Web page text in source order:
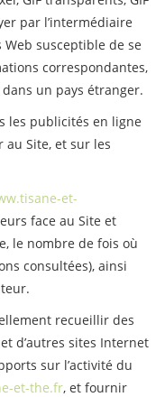
par l’intermédiaire
Web susceptible de se
correspondantes,
dans un pays étranger.
les publicités en ligne
au Site, et sur les
et-
face au Site et
le nombre de fois où
consultées), ainsi
recueillir des
d’autres sites Internet
sur l’activité du
et-the.fr, et fournir